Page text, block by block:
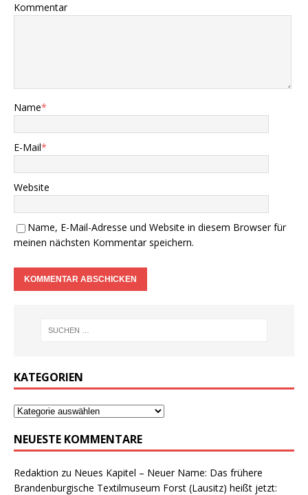
Kommentar
Name*
E-Mail*
Website
Name, E-Mail-Adresse und Website in diesem Browser für
meinen nächsten Kommentar speichern.
KATEGORIEN
NEUESTE KOMMENTARE
Redaktion zu Neues Kapitel – Neuer Name: Das frühere
Brandenburgische Textilmuseum Forst (Lausitz) heißt jetzt: